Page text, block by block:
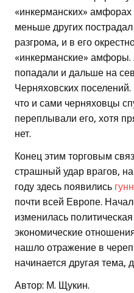
«инкерманских»
меньше других
разгрома, и в его
«инкерманские» амфоры.
попадали и дальше на
Черняховских
что и сами черняховцы
переплывали его, хотя
нет.
Конец этим торговым
страшный удар врагов,
году здесь появились
почти всей Европе.
изменилась
экономические
нашло отражение в
начинается другая тема,
Автор: М. Щукин.